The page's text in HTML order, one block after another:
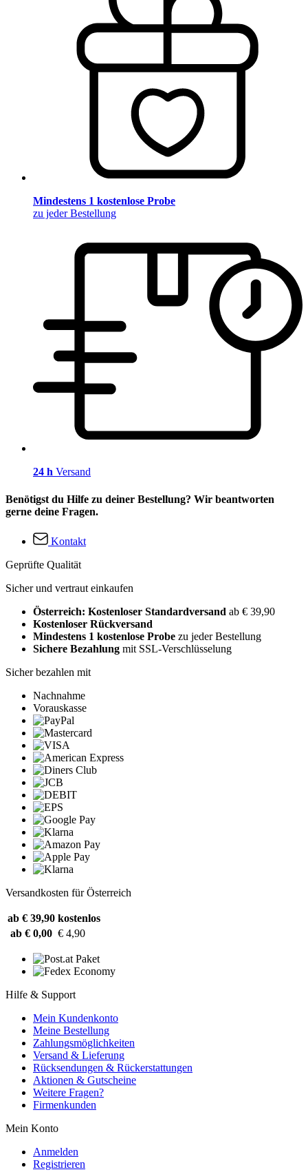
Mindestens 1 kostenlose Probe
zu jeder Bestellung
24 h Versand
Benötigst du Hilfe zu deiner Bestellung? Wir beantworten
gerne deine Fragen.
Kontakt
Geprüfte Qualität
Sicher und vertraut einkaufen
Österreich: Kostenloser Standardversand ab € 39,90
Kostenloser Rückversand
Mindestens 1 kostenlose Probe zu jeder Bestellung
Sichere Bezahlung mit SSL-Verschlüsselung
Sicher bezahlen mit
Nachnahme
Vorauskasse
Versandkosten für Österreich
ab € 39,90 kostenlos
ab € 0,00 € 4,90
Hilfe & Support
Mein Kundenkonto
Meine Bestellung
Zahlungsmöglichkeiten
Versand & Lieferung
Rücksendungen & Rückerstattungen
Aktionen & Gutscheine
Weitere Fragen?
Firmenkunden
Mein Konto
Anmelden
Registrieren